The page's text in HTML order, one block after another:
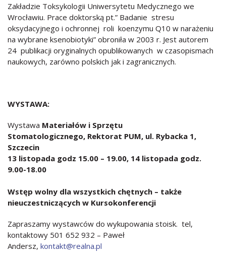
Zakładzie Toksykologii Uniwersytetu Medycznego we
Wrocławiu. Prace doktorską pt.” Badanie stresu
oksydacyjnego i ochronnej roli koenzymu Q10 w narażeniu
na wybrane ksenobiotyki” obroniła w 2003 r. Jest autorem
24 publikacji oryginalnych opublikowanych w czasopismach
naukowych, zarówno polskich jak i zagranicznych.
WYSTAWA:
Wystawa Materiałów i Sprzętu
Stomatologicznego, Rektorat PUM, ul. Rybacka 1,
Szczecin
13 listopada godz 15.00 – 19.00, 14 listopada godz.
9.00-18.00
Wstęp wolny dla wszystkich chętnych – także
nieuczestniczących w Kursokonferencji
Zapraszamy wystawców do wykupowania stoisk. tel,
kontaktowy 501 652 932 – Paweł
Andersz, kontakt@realna.pl